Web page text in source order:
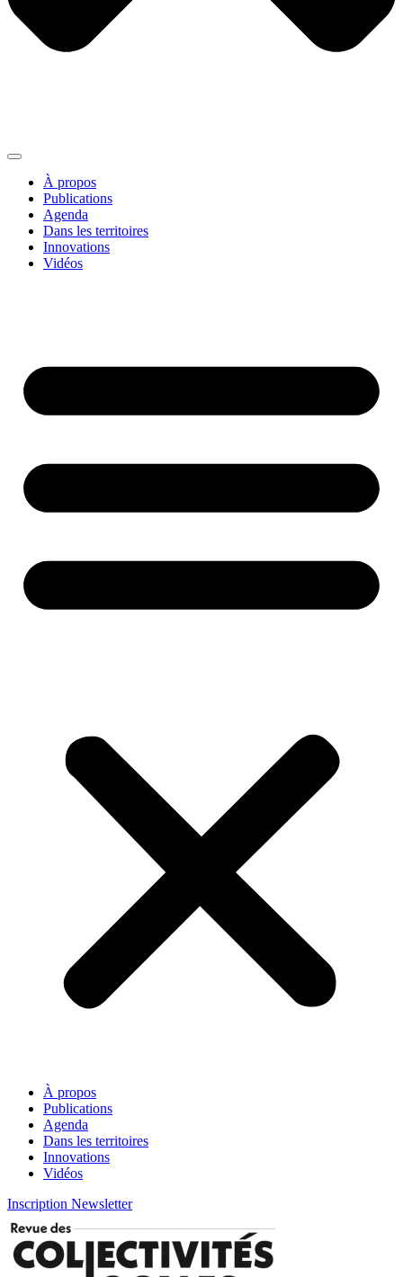
À propos
Publications
Agenda
Dans les territoires
Innovations
Vidéos
À propos
Publications
Agenda
Dans les territoires
Innovations
Vidéos
Inscription Newsletter